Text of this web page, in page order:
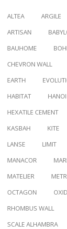
ALTEA ARGILE
ARTISAN
BAUHOME
CHEVRON WALL
EARTH
HABITAT
HANOI
HEXATILE CEMENT
KASBAH
KITE
LANSE
LIMIT
MANACOR
MATELIER
OCTAGON
RHOMBUS WALL
SCALE ALHAMBRA